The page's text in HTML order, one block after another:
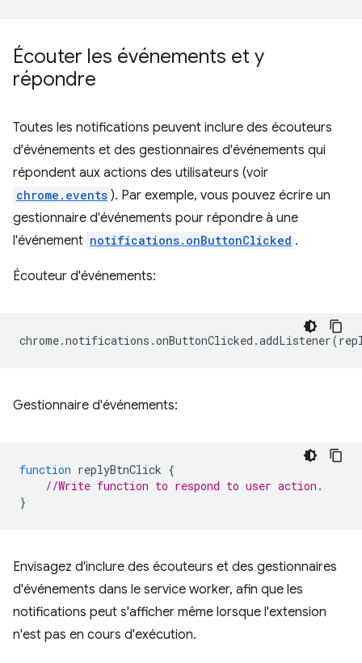
Écouter les événements et y
répondre
Toutes les notifications peuvent inclure des écouteurs
d'événements et des gestionnaires d'événements qui
répondent aux actions des utilisateurs (voir
chrome.events ). Par exemple, vous pouvez écrire un
gestionnaire d'événements pour répondre à une
l'événement notifications.onButtonClicked .
Écouteur d'événements:
chrome.notifications .onButtonClicked .addListener(
Gestionnaire d'événements:
function replyBtnClick {
//Write function to respond to user action.
}
Envisagez d'inclure des écouteurs et des gestionnaires
d'événements dans le service worker, afin que les
notifications peut s'afficher même lorsque l'extension
n'est pas en cours d'exécution.